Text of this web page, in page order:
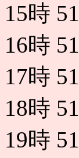
15時 51
16時 51
17時 51
18時 51
19時 51